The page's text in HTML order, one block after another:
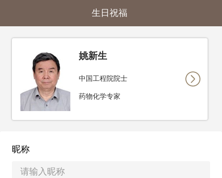
生日祝福
姚新生
中国工程院院士
药物化学专家
昵称